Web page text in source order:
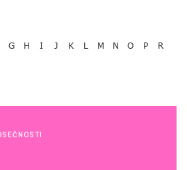
G H I J K L M N O P
R